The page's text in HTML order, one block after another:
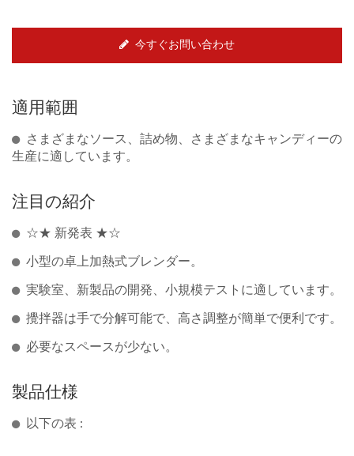
今すぐお問い合わせ
適用範囲
さまざまなソース、詰め物、さまざまなキャンディーの
生産に適しています。
注目の紹介
☆★ 新発表 ★☆
小型の卓上加熱式ブレンダー。
実験室、新製品の開発、小規模テストに適しています。
攪拌器は手で分解可能で、高さ調整が簡単で便利です。
必要なスペースが少ない。
製品仕様
以下の表 :